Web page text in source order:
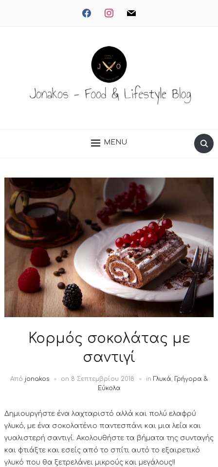
facebookinstagrammail
MENU
Κορμός σοκολάτας με
σαντιγί
Από jonakos on 8 Σεπτεμβρίου 2018 in Γλυκά, Γρήγορα &
Εύκολα
Δημιουργήστε ένα λαχταριστό αλλά και πολύ ελαφρύ
γλυκό, με ένα σοκολατένιο παντεσπάνι και μια λεία και
γυαλιστερή σαντιγί. Ακολουθήστε τα βήματα της συνταγής
και φτιάξτε και εσείς από το σπίτι αυτό το εξαιρετικό
γλυκό που θα ξετρελάνει μικρούς και μεγάλους!!